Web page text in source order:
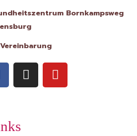
Bornkampsweg
I
n
Y
o